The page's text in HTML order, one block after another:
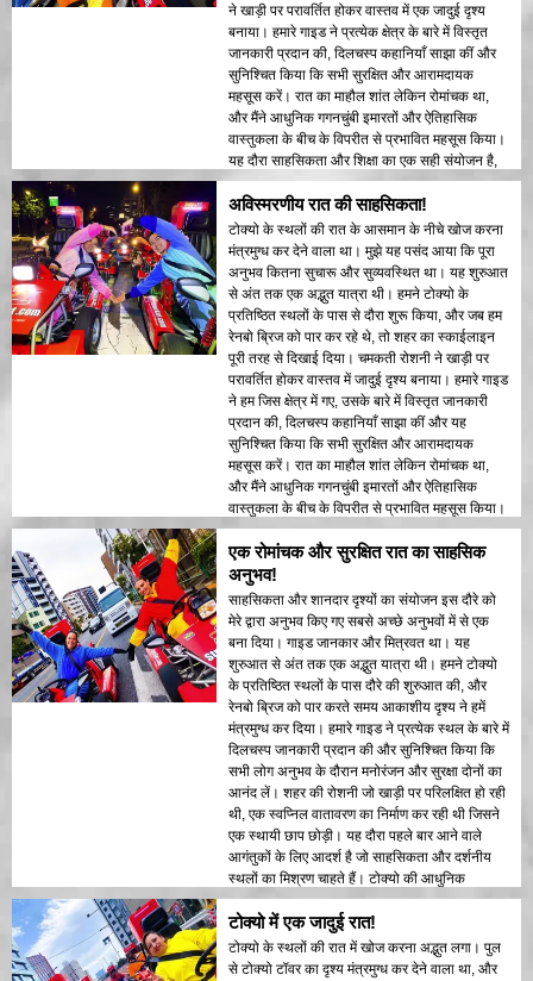
ने खाड़ी पर परावर्तित होकर वास्तव में एक जादुई दृश्य
बनाया। हमारे गाइड ने प्रत्येक क्षेत्र के बारे में विस्तृत
जानकारी प्रदान की, दिलचस्प कहानियाँ साझा कीं और
सुनिश्चित किया कि सभी सुरक्षित और आरामदायक
महसूस करें। रात का माहौल शांत लेकिन रोमांचक था,
और मैंने आधुनिक गगनचुंबी इमारतों और ऐतिहासिक
वास्तुकला के बीच के विपरीत से प्रभावित महसूस किया।
यह दौरा साहसिकता और शिक्षा का एक सही संयोजन है,
जो यात्रियों को रात के समय टोक्यो की सुंदरता का एक
अनोखा दृष्टिकोण देता है।
अविस्मरणीय रात की साहसिकता!
टोक्यो के स्थलों की रात के आसमान के नीचे खोज करना
मंत्रमुग्ध कर देने वाला था। मुझे यह पसंद आया कि पूरा
अनुभव कितना सुचारू और सुव्यवस्थित था। यह शुरुआत
से अंत तक एक अद्भुत यात्रा थी। हमने टोक्यो के
प्रतिष्ठित स्थलों के पास से दौरा शुरू किया, और जब हम
रेनबो ब्रिज को पार कर रहे थे, तो शहर का स्काईलाइन
पूरी तरह से दिखाई दिया। चमकती रोशनी ने खाड़ी पर
परावर्तित होकर वास्तव में जादुई दृश्य बनाया। हमारे गाइड
ने हम जिस क्षेत्र में गए, उसके बारे में विस्तृत जानकारी
प्रदान की, दिलचस्प कहानियाँ साझा कीं और यह
सुनिश्चित किया कि सभी सुरक्षित और आरामदायक
महसूस करें। रात का माहौल शांत लेकिन रोमांचक था,
और मैंने आधुनिक गगनचुंबी इमारतों और ऐतिहासिक
वास्तुकला के बीच के विपरीत से प्रभावित महसूस किया।
यह दौरा साहसिकता और शिक्षा का एक सही संयोजन है,
जो यात्रियों को रात के समय टोक्यो की सुंदरता का
अनूठा अनुभव देता है।
एक रोमांचक और सुरक्षित रात का साहसिक
अनुभव!
साहसिकता और शानदार दृश्यों का संयोजन इस दौरे को
मेरे द्वारा अनुभव किए गए सबसे अच्छे अनुभवों में से एक
बना दिया। गाइड जानकार और मित्रवत था। यह
शुरुआत से अंत तक एक अद्भुत यात्रा थी। हमने टोक्यो
के प्रतिष्ठित स्थलों के पास दौरे की शुरुआत की, और
रेनबो ब्रिज को पार करते समय आकाशीय दृश्य ने हमें
मंत्रमुग्ध कर दिया। हमारे गाइड ने प्रत्येक स्थल के बारे में
दिलचस्प जानकारी प्रदान की और सुनिश्चित किया कि
सभी लोग अनुभव के दौरान मनोरंजन और सुरक्षा दोनों का
आनंद लें। शहर की रोशनी जो खाड़ी पर परिलक्षित हो रही
थी, एक स्वप्निल वातावरण का निर्माण कर रही थी जिसने
एक स्थायी छाप छोड़ी। यह दौरा पहले बार आने वाले
आगंतुकों के लिए आदर्श है जो साहसिकता और दर्शनीय
स्थलों का मिश्रण चाहते हैं। टोक्यो की आधुनिक
संरचनाओं और ऐतिहासिक क्षेत्रों के बीच का विपरीतता
रात की रोशनी में खूबसूरती से प्रदर्शित किया गया। मैं इस
दौरे की सिफारिश किसी को भी करूंगा!
टोक्यो में एक जादुई रात!
टोक्यो के स्थलों की रात में खोज करना अद्भुत लगा। पुल
से टोक्यो टॉवर का दृश्य मंत्रमुग्ध कर देने वाला था, और